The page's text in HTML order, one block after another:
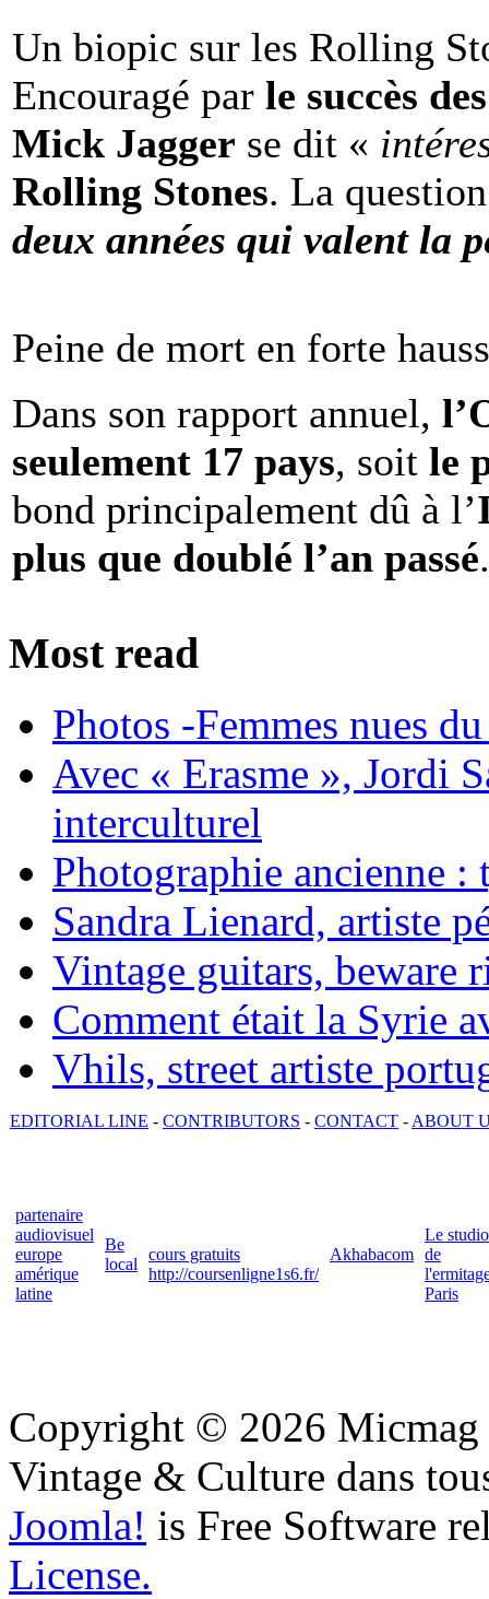
Un biopic sur les Rolling
Encouragé par le succès
Mick Jagger se dit «
Rolling Stones. La
deux années qui valent la
Peine de mort en forte
Dans son rapport annuel,
seulement 17 pays, soit le
bond principalement dû à l’
plus que doublé l’an passé.
Most read
Photos -Femmes nues
Avec « Erasme », Jordi
interculturel
Photographie ancienne :
Sandra Lienard, artiste
Vintage guitars, beware
Comment était la Syrie
Vhils, street artiste
EDITORIAL LINE - CONTRIBUTORS - CONTACT - ABOUT
partenaire
audiovisuel
europe
amérique
latine
Be
local
cours gratuits
http://coursenligne1s6.fr/
Akhabacom
Le studio
de
Paris
Copyright © 2026 Micmag
Vintage & Culture dans
Joomla! is Free Software
License.